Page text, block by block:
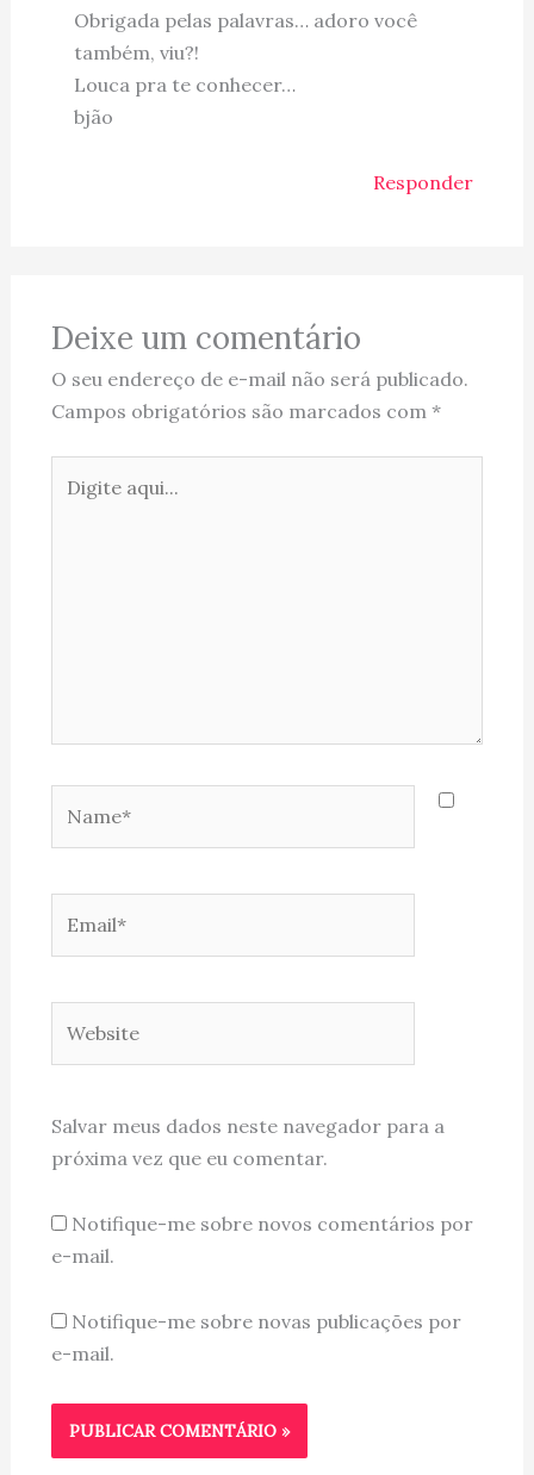
Obrigada pelas palavras… adoro você
também, viu?!
Louca pra te conhecer…
bjão
Responder
Deixe um comentário
O seu endereço de e-mail não será publicado.
Campos obrigatórios são marcados com *
aqui...
Salvar meus dados neste navegador para a
próxima vez que eu comentar.
Notifique-me sobre novos comentários por
e-mail.
Notifique-me sobre novas publicações por
e-mail.